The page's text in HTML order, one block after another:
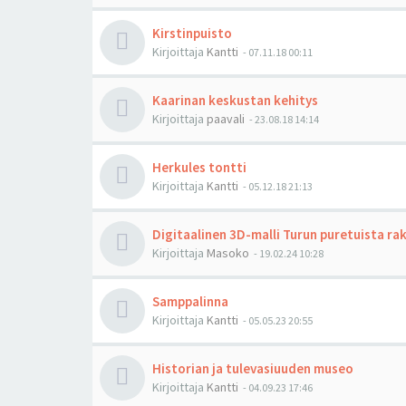
Kirstinpuisto
Kirjoittaja Kantti - 07.11.18 00:11
Kaarinan keskustan kehitys
Kirjoittaja paavali - 23.08.18 14:14
Herkules tontti
Kirjoittaja Kantti - 05.12.18 21:13
Digitaalinen 3D-malli Turun puretuista
Kirjoittaja Masoko - 19.02.24 10:28
Samppalinna
Kirjoittaja Kantti - 05.05.23 20:55
Historian ja tulevasiuuden museo
Kirjoittaja Kantti - 04.09.23 17:46